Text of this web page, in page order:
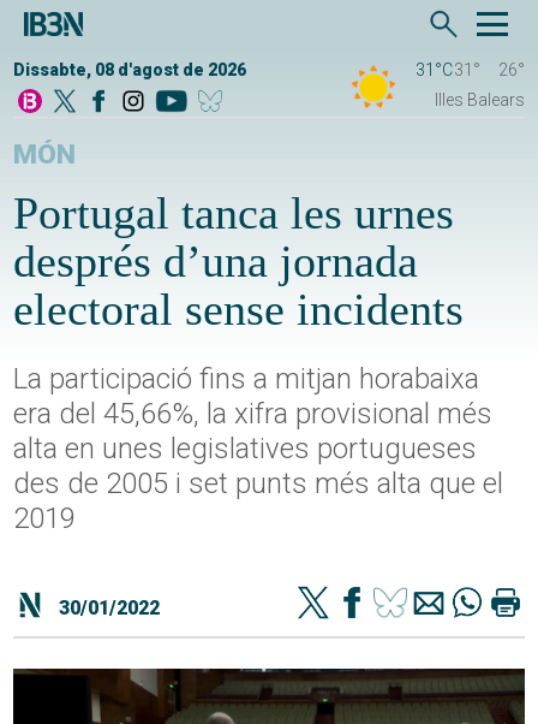
Dissabte, 08 d'agost de 2026 31°C31°
26°
Illes Balears
MÓN
Portugal tanca les urnes
després d’una jornada
electoral sense incidents
La participació fins a mitjan horabaixa
era del 45,66%, la xifra provisional més
alta en unes legislatives portugueses
des de 2005 i set punts més alta que el
2019
30/01/2022